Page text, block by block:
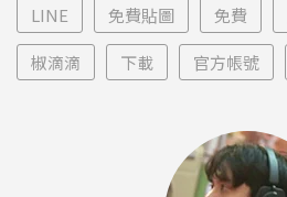
LINE 免費貼圖 免費
椒滴滴 下載 官方帳號